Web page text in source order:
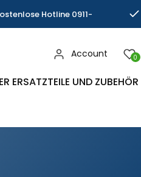
Hotline 0911-
0
Account
ERSATZTEILE UND ZUBEHÖR